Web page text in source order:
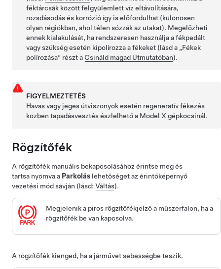
féktárcsák között felgyülemlett víz eltávolítására,
rozsdásodás és korrózió így is előfordulhat (különösen
olyan régiókban, ahol télen sózzák az utakat). Megelőzheti
ennek kialakulását, ha rendszeresen használja a fékpedált
vagy szükség esetén kipolírozza a fékeket (lásd a „Fékek
polírozása” részt a Csináld magad Útmutatóban).
FIGYELMEZTETÉS
Havas vagy jeges útviszonyok esetén regeneratív fékezés
közben tapadásvesztés észlelhető a Model X gépkocsinál.
Rögzítőfék
A rögzítőfék manuális bekapcsolásához érintse meg és
tartsa nyomva a Parkolás lehetőséget az érintőképernyő
vezetési mód sávján (lásd: Váltás).
Megjelenik a piros rögzítőfékjelzőa műszerfalon, ha a
rögzítőfék be van kapcsolva.
A rögzítőfék kienged, ha a járművet sebességbe teszik.